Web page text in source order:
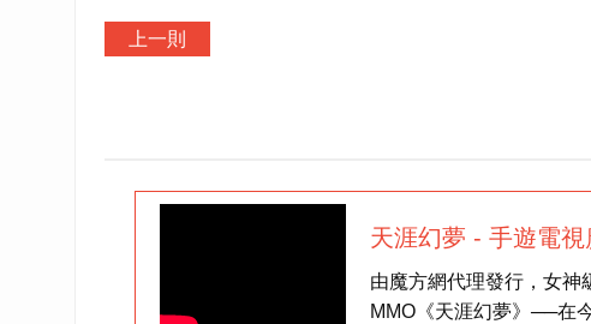
上一則
天涯幻夢 - 手遊電
由魔方網代理發行，女
MMO《天涯幻夢》──在